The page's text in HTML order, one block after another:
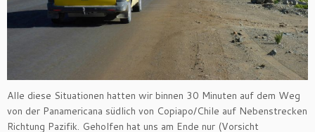
Alle diese Situationen hatten wir binnen 30 Minuten auf dem Weg
von der Panamericana südlich von Copiapo/Chile auf Nebenstrecken
Richtung Pazifik. Geholfen hat uns am Ende nur (Vorsicht